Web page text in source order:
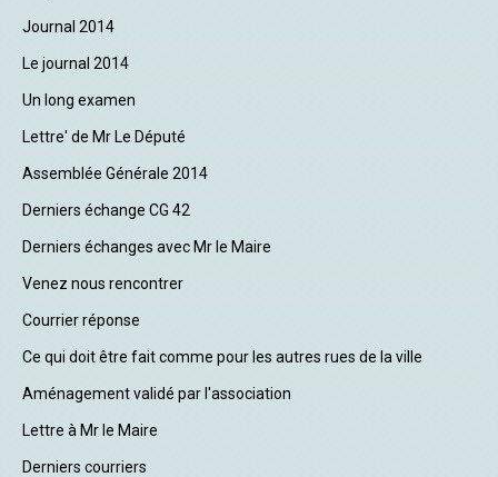
Journal 2014
Le journal 2014
Un long examen
Lettre' de Mr Le Député
Assemblée Générale 2014
Derniers échange CG 42
Derniers échanges avec Mr le Maire
Venez nous rencontrer
Courrier réponse
Ce qui doit être fait comme pour les autres rues de la ville
Aménagement validé par l'association
Lettre à Mr le Maire
Derniers courriers